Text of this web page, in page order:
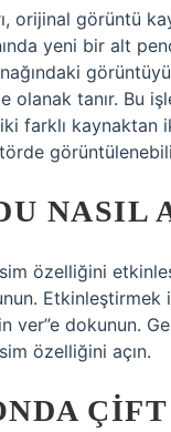
orijinal görüntü
yeni bir alt
görüntüyü
olanak tanır. Bu
farklı kaynaktan
NASIL
özelliğini
Etkinleştirmek
ver”e dokunun.
özelliğini açın.
ÇIFT